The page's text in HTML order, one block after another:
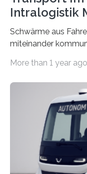
Intralogistik
Schwärme aus
miteinander
An dieser
das Fraunhofer
die
untersucht das IPH
Hannover gGmbH
effizienter ist als die
das IPH noch
More than 1 year ago